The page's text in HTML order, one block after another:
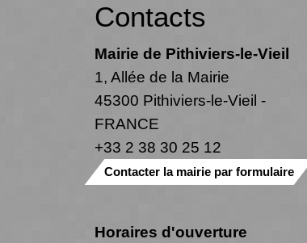
Contacts
Mairie de Pithiviers-le-Vieil
1, Allée de la Mairie
45300 Pithiviers-le-Vieil -
FRANCE
+33 2 38 30 25 12
Contacter la mairie par formulaire
Horaires d'ouverture